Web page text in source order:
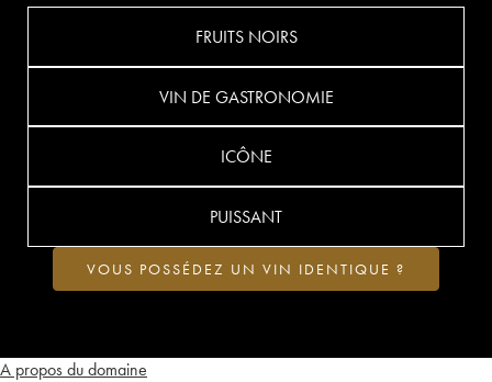
A propos du domaine
FRUITS NOIRS
VIN DE GASTRONOMIE
ICÔNE
PUISSANT
VOUS POSSÉDEZ UN VIN IDENTIQUE ?